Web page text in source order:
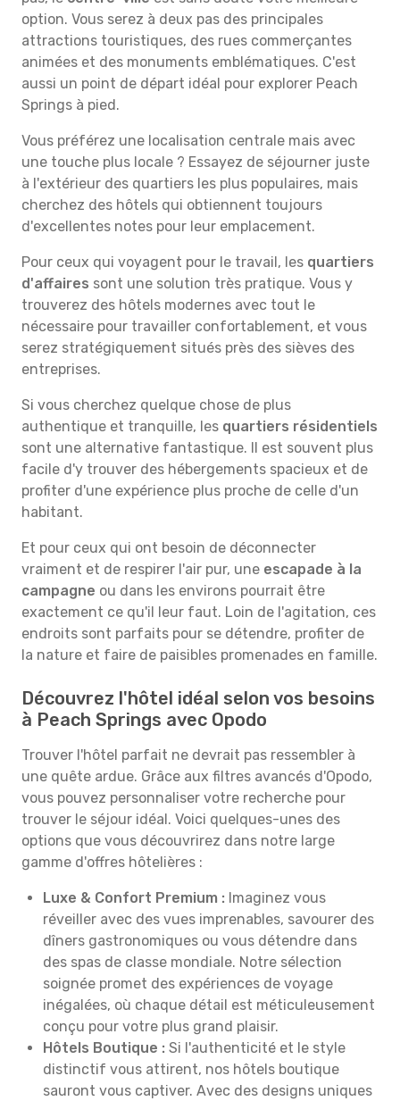
option. Vous serez à deux pas des principales
attractions touristiques, des rues commerçantes
animées et des monuments emblématiques. C'est
aussi un point de départ idéal pour explorer Peach
Springs à pied.
Vous préférez une localisation centrale mais avec
une touche plus locale ? Essayez de séjourner juste
à l'extérieur des quartiers les plus populaires, mais
cherchez des hôtels qui obtiennent toujours
d'excellentes notes pour leur emplacement.
Pour ceux qui voyagent pour le travail, les quartiers
d'affaires sont une solution très pratique. Vous y
trouverez des hôtels modernes avec tout le
nécessaire pour travailler confortablement, et vous
serez stratégiquement situés près des sièves des
entreprises.
Si vous cherchez quelque chose de plus
authentique et tranquille, les quartiers résidentiels
sont une alternative fantastique. Il est souvent plus
facile d'y trouver des hébergements spacieux et de
profiter d'une expérience plus proche de celle d'un
habitant.
Et pour ceux qui ont besoin de déconnecter
vraiment et de respirer l'air pur, une escapade à la
campagne ou dans les environs pourrait être
exactement ce qu'il leur faut. Loin de l'agitation, ces
endroits sont parfaits pour se détendre, profiter de
la nature et faire de paisibles promenades en famille.
Découvrez l'hôtel idéal selon vos besoins
à Peach Springs avec Opodo
Trouver l'hôtel parfait ne devrait pas ressembler à
une quête ardue. Grâce aux filtres avancés d'Opodo,
vous pouvez personnaliser votre recherche pour
trouver le séjour idéal. Voici quelques-unes des
options que vous découvrirez dans notre large
gamme d'offres hôtelières :
Luxe & Confort Premium : Imaginez vous
réveiller avec des vues imprenables, savourer des
dîners gastronomiques ou vous détendre dans
des spas de classe mondiale. Notre sélection
soignée promet des expériences de voyage
inégalées, où chaque détail est méticuleusement
conçu pour votre plus grand plaisir.
Hôtels Boutique : Si l'authenticité et le style
distinctif vous attirent, nos hôtels boutique
sauront vous captiver. Avec des designs uniques